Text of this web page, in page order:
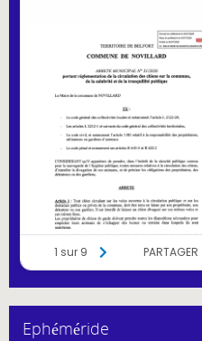
Ephéméride